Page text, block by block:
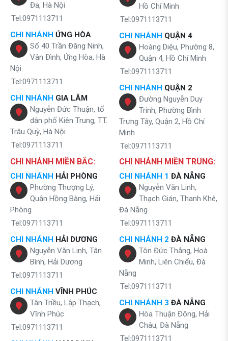
Đa, Hà Nội
Tel:0971113711
CHI NHÁNH ỨNG HÒA
Số 40 Trần Đăng Ninh,
Vân Đình, Ứng Hòa, Hà
Nội
Tel:0971113711
CHI NHÁNH GIA LÂM
Nguyễn Đức Thuận, tổ
dân phố Kiên Trung, TT.
Trâu Quỳ, Hà Nội
Tel:0971113711
Hồ Chí Minh
Tel:0971113711
CHI NHÁNH QUẬN 4
Hoàng Diệu, Phường 8,
Quận 4, Hồ Chí Minh
Tel:0971113711
CHI NHÁNH QUẬN 2
Đường Nguyễn Duy
Trinh, Phường Bình
Trưng Tây, Quận 2, Hồ Chí
Minh
Tel:0971113711
CHI NHÁNH MIỀN BẮC:
CHI NHÁNH HẢI PHÒNG
Phường Thượng Lý,
Quận Hồng Bàng, Hải
Phòng
Tel:0971113711
CHI NHÁNH HẢI DƯƠNG
Nguyễn Văn Linh, Tân
Bình, Hải Dương
Tel:0971113711
CHI NHÁNH VĨNH PHÚC
Tân Triều, Lập Thạch,
Vĩnh Phúc
Tel:0971113711
CHI NHÁNH MIỀN TRUNG:
CHI NHÁNH 1 ĐÀ NẴNG
Nguyễn Văn Linh,
Thạch Gián, Thanh Khê,
Đà Nẵng
Tel:0971113711
CHI NHÁNH 2 ĐÀ NẴNG
Tôn Đức Thắng, Hoà
Minh, Liên Chiểu, Đà
Nẵng
Tel:0971113711
CHI NHÁNH 3 ĐÀ NẴNG
Hòa Thuận Đông, Hải
Châu, Đà Nẵng
Tel:0971113711